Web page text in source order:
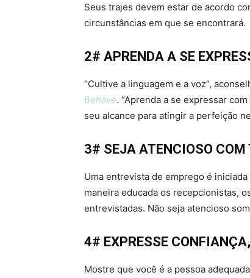
Seus trajes devem estar de acordo
circunstâncias em que se encontrará.
2# APRENDA A SE
“Cultive a linguagem e a voz”,
Behave. “Aprenda a se expressar
seu alcance para atingir a perfeição
3# SEJA ATENCIOSO COM
Uma entrevista de emprego é
maneira educada os recepcionistas,
entrevistadas. Não seja atencioso
4# EXPRESSE
Mostre que você é a pessoa